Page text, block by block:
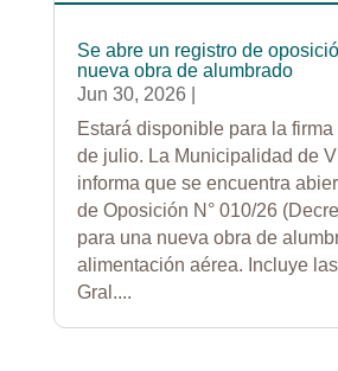
Se abre un registro de
nueva obra de alumbrado
Jun 30, 2026
Estará disponible para la firma
de julio. La Municipalidad de
informa que se encuentra
de Oposición N° 010/26
para una nueva obra de
alimentación aérea. Incluye
Gral....